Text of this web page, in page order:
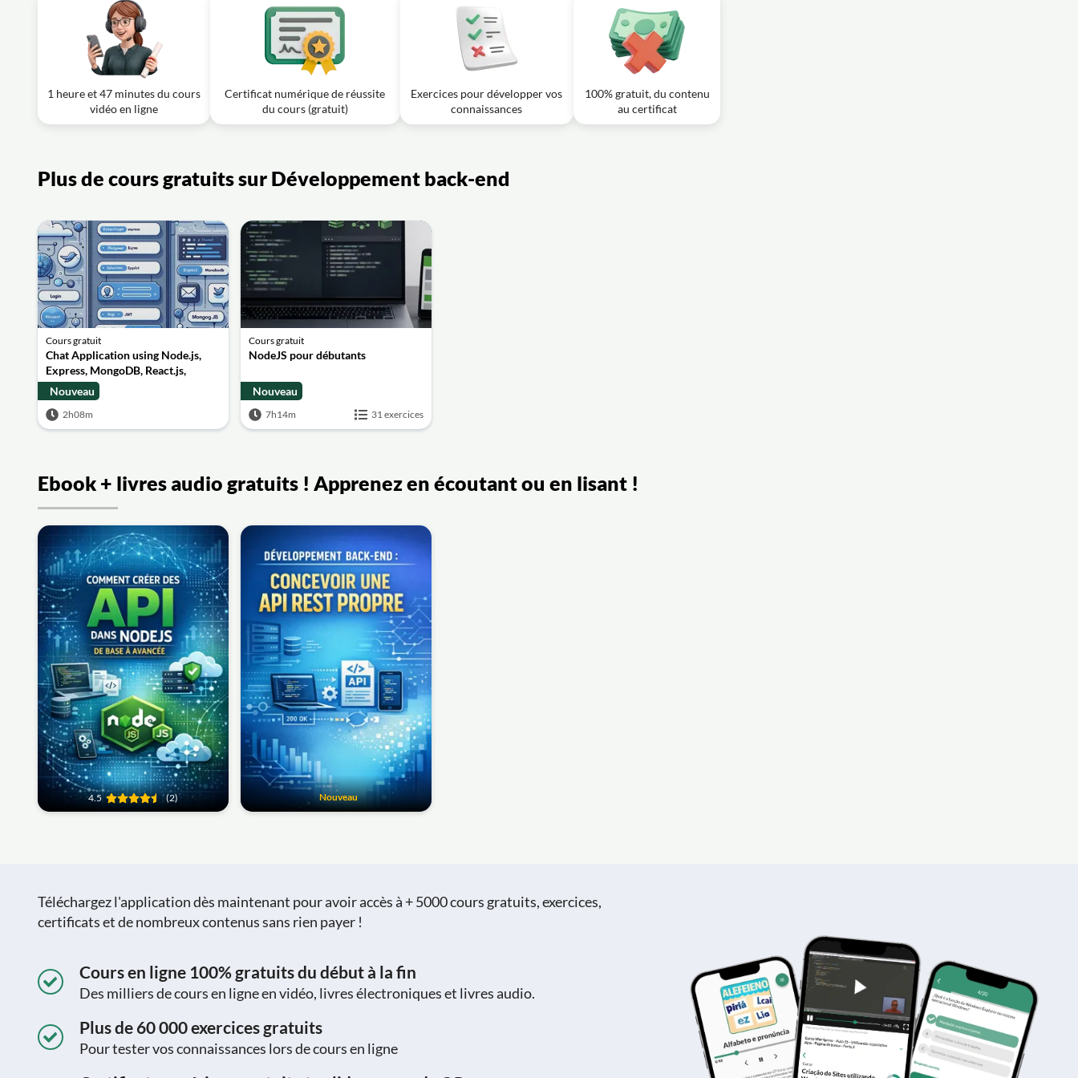
1 heure et 47 minutes du cours
vidéo en ligne
Certificat numérique de réussite
du cours (gratuit)
Exercices pour développer vos
connaissances
100% gratuit, du contenu
au certificat
Plus de cours gratuits sur Développement back-end
Cours gratuit
Chat Application using Node.js,
Express, MongoDB, React.js,
Socket.io and JWT
Nouveau
2h08m
Cours gratuit
NodeJS pour débutants
Nouveau
7h14m 31 exercices
Ebook + livres audio gratuits ! Apprenez en écoutant ou en lisant !
4.5 (2) Nouveau
Téléchargez l'application dès maintenant pour avoir accès à + 5000 cours gratuits, exercices,
certificats et de nombreux contenus sans rien payer !
Cours en ligne 100% gratuits du début à la fin
Des milliers de cours en ligne en vidéo, livres électroniques et livres audio.
Plus de 60 000 exercices gratuits
Pour tester vos connaissances lors de cours en ligne